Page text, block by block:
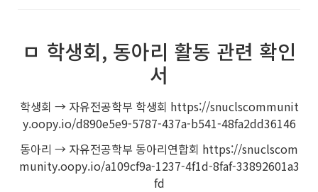
ㅁ 학생회, 동아리 활동 관련 확인
서
학생회 → 자유전공학부 학생회 https://snuclscommunit
y.oopy.io/d890e5e9-5787-437a-b541-48fa2dd36146
동아리 → 자유전공학부 동아리연합회 https://snuclscom
munity.oopy.io/a109cf9a-1237-4f1d-8faf-33892601a3
fd